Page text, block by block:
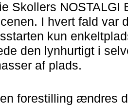
Skollers
I hvert fald var
kun
den lynhurtigt i
af plads.
forestilling ændres